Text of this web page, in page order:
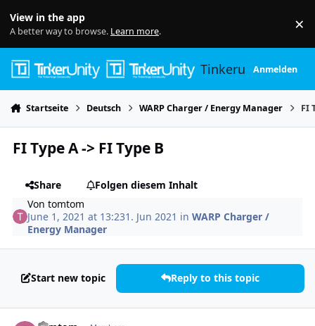
View in the app
A better way to browse. Learn more. ×
TinkerunityAnmelden
Startseite Deutsch WARP Charger / Energy Manager FI
FI Type A -> FI Type B
Share
Folgen diesem Inhalt
Vontomtom
June 1, 2021 at 13:231. Jun 2021 inWARP Charger /
Energy Manager
Start new topic Reply to this topic